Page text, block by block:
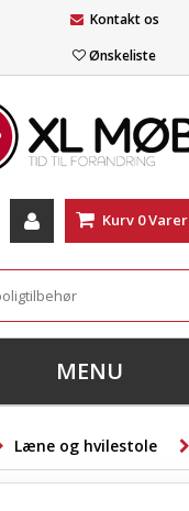
Kontakt os
Ønskeliste
Kurv 0Varer
MENU
Læne og hvilestole